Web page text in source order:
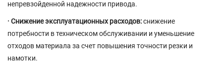
непревзойденной надежности привода.
· Снижение эксплуатационных расходов:снижение
потребности в техническом обслуживании и уменьшение
отходов материала за счет повышения точности резки и
намотки.